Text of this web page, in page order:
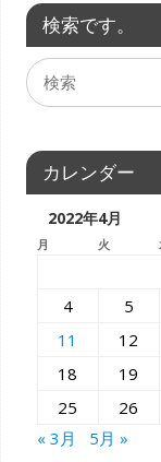
検索です。
カレンダー
2022年4月
月 火
4
5
11
12
18
19
25
26
« 3月
5月 »